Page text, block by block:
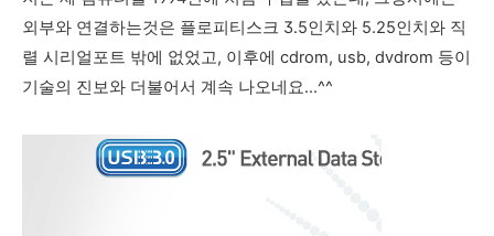
외부와 연결하는것은 플로피티스크 3.5인치와 5.25인치와 직
렬 시리얼포트 밖에 없었고, 이후에 cdrom, usb, dvdrom 등이
기술의 진보와 더불어서 계속 나오네요...^^